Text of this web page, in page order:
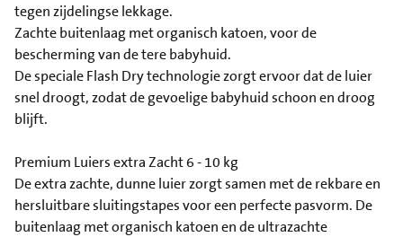
tegen zijdelingse lekkage.
Zachte buitenlaag met organisch katoen, voor de
bescherming van de tere babyhuid.
De speciale Flash Dry technologie zorgt ervoor dat de luier
snel droogt, zodat de gevoelige babyhuid schoon en droog
blijft.
Premium Luiers extra Zacht 6 - 10 kg
De extra zachte, dunne luier zorgt samen met de rekbare en
hersluitbare sluitingstapes voor een perfecte pasvorm. De
buitenlaag met organisch katoen en de ultrazachte